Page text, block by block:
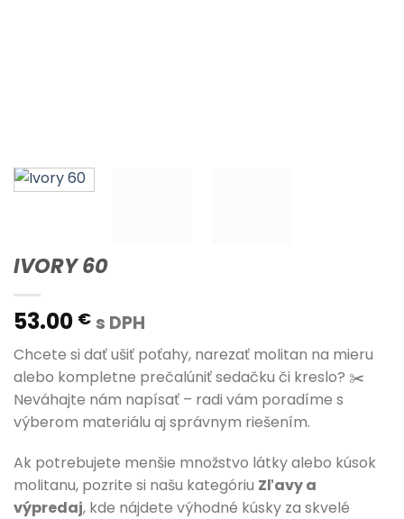
IVORY 60
53.00 € s DPH
Chcete si dať ušiť poťahy, narezať molitan na mieru
alebo kompletne prečalúniť sedačku či kreslo? ✂️
Neváhajte nám napísať – radi vám poradíme s
výberom materiálu aj správnym riešením.
Ak potrebujete menšie množstvo látky alebo kúsok
molitanu, pozrite si našu kategóriu Zľavy a
výpredaj, kde nájdete výhodné kúsky za skvelé